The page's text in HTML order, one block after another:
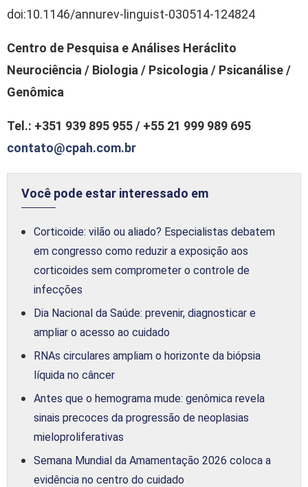
doi:10.1146/annurev-linguist-030514-124824
Centro de Pesquisa e Análises Heráclito
Neurociência / Biologia / Psicologia / Psicanálise /
Genômica
Tel.: +351 939 895 955 / +55 21 999 989 695
contato@cpah.com.br
Você pode estar interessado em
Corticoide: vilão ou aliado? Especialistas debatem
em congresso como reduzir a exposição aos
corticoides sem comprometer o controle de
infecções
Dia Nacional da Saúde: prevenir, diagnosticar e
ampliar o acesso ao cuidado
RNAs circulares ampliam o horizonte da biópsia
líquida no câncer
Antes que o hemograma mude: genômica revela
sinais precoces da progressão de neoplasias
mieloproliferativas
Semana Mundial da Amamentação 2026 coloca a
evidência no centro do cuidado